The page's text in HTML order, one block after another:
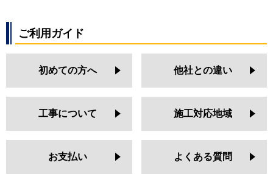
ご利用ガイド
初めての方へ 他社との違い
工事について 施工対応地域
お支払い よくある質問